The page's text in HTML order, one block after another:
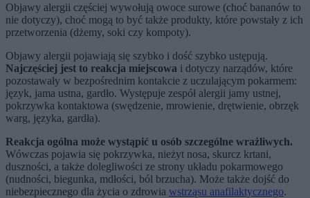
Objawy alergii częściej wywołują owoce surowe (choć bananów to
nie dotyczy), choć mogą to być także produkty, które powstały z ich
przetworzenia (dżemy, soki czy kompoty).
Objawy alergii pojawiają się szybko i dość szybko ustępują.
Najczęściej jest to reakcja miejscowa i dotyczy narządów, które
pozostawały w bezpośrednim kontakcie z uczulającym pokarmem:
język, jama ustna, gardło. Występuje zespół alergii jamy ustnej,
pokrzywka kontaktowa (swędzenie, mrowienie, drętwienie, obrzęk
warg, języka, gardła).
Reakcja ogólna może wystąpić u osób szczególne wrażliwych.
Wówczas pojawia się pokrzywka, nieżyt nosa, skurcz krtani,
duszności, a także dolegliwości ze strony układu pokarmowego
(nudności, biegunka, mdłości, ból brzucha). Może także dojść do
niebezpiecznego dla życia o zdrowia wstrząsu anafilaktycznego.